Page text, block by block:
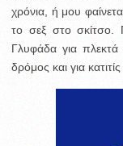
χρόνια, ή μου
το σεξ στο σκίτσο.
Γλυφάδα για
δρόμος και για